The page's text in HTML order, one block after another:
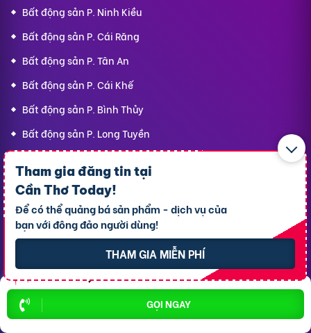
GỌI NGAY
Tham gia đăng tin tại
Cần Thơ Today!
Để có thể quảng bá sản phẩm - dịch vụ của
bạn với đông đảo người dùng!
THAM GIA MIỄN PHÍ
Bất động sản P. Ninh Kiều
Bất động sản P. Cái Răng
Bất động sản P. Tân An
Bất động sản P. Cái Khế
Bất động sản P. Bình Thủy
Bất động sản P. Long Tuyền
Bất động sản P. An Bình
Bất động sản X. Phong Điền
Bất động sản P. Ô Môn
Dịch vụ
Hỗ trợ